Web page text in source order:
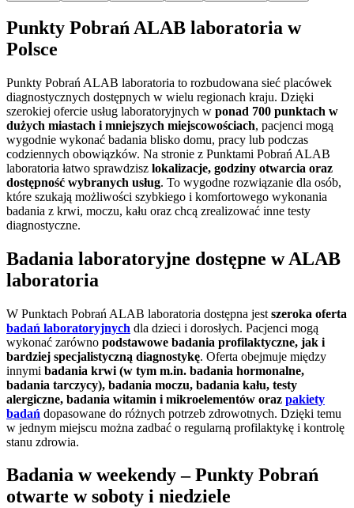
Punkty Pobrań ALAB laboratoria w
Polsce
Punkty Pobrań ALAB laboratoria to rozbudowana sieć placówek
diagnostycznych dostępnych w wielu regionach kraju. Dzięki
szerokiej ofercie usług laboratoryjnych w ponad 700 punktach w
dużych miastach i mniejszych miejscowościach, pacjenci mogą
wygodnie wykonać badania blisko domu, pracy lub podczas
codziennych obowiązków. Na stronie z Punktami Pobrań ALAB
laboratoria łatwo sprawdzisz lokalizacje, godziny otwarcia oraz
dostępność wybranych usług. To wygodne rozwiązanie dla osób,
które szukają możliwości szybkiego i komfortowego wykonania
badania z krwi, moczu, kału oraz chcą zrealizować inne testy
diagnostyczne.
Badania laboratoryjne dostępne w ALAB
laboratoria
W Punktach Pobrań ALAB laboratoria dostępna jest szeroka oferta
badań laboratoryjnych dla dzieci i dorosłych. Pacjenci mogą
wykonać zarówno podstawowe badania profilaktyczne, jak i
bardziej specjalistyczną diagnostykę. Oferta obejmuje między
innymi badania krwi (w tym m.in. badania hormonalne,
badania tarczycy), badania moczu, badania kału, testy
alergiczne, badania witamin i mikroelementów oraz pakiety
badań dopasowane do różnych potrzeb zdrowotnych. Dzięki temu
w jednym miejscu można zadbać o regularną profilaktykę i kontrolę
stanu zdrowia.
Badania w weekendy – Punkty Pobrań
otwarte w soboty i niedziele